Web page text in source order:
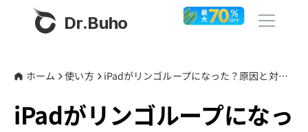
Dr.Buho
製品
ホーム 使い方 iPadがリンゴループになった？原因と対処法を解説
iPadがリンゴループになっ